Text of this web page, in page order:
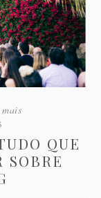
mais
QUE
SOBRE